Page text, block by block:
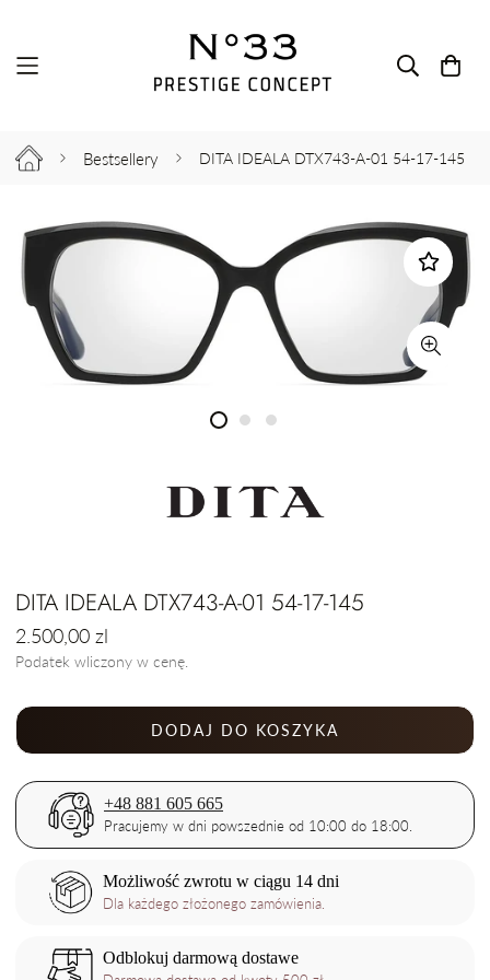
Bestsellery DITA IDEALA DTX743-A-01 54-17-145
DITA IDEALA DTX743-A-01 54-17-145
Cena
regularna
2.500,00 zl
Podatek wliczony w cenę.
DODAJ DO KOSZYKA
+48 881 605 665
Pracujemy w dni powszednie od 10:00 do 18:00.
Możliwość zwrotu w ciągu 14 dni
Dla każdego złożonego zamówienia.
Odblokuj darmową dostawe